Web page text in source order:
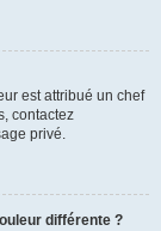
est attribué un chef
contactez
privé.
différente ?